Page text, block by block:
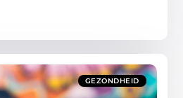
GEZONDHEID